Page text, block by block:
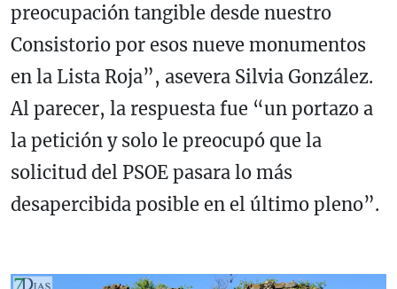
preocupación tangible desde nuestro
Consistorio por esos nueve monumentos
en la Lista Roja”, asevera Silvia González.
Al parecer, la respuesta fue “un portazo a
la petición y solo le preocupó que la
solicitud del PSOE pasara lo más
desapercibida posible en el último pleno”.